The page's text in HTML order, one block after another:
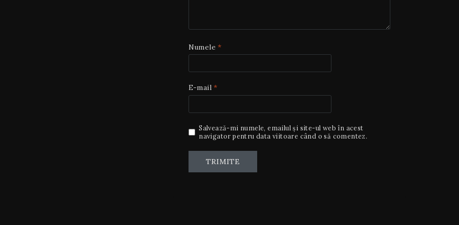
Numele*
E-mail*
Salvează-mi numele, emailul și site-ul web în acest
navigator pentru data viitoare când o să comentez.